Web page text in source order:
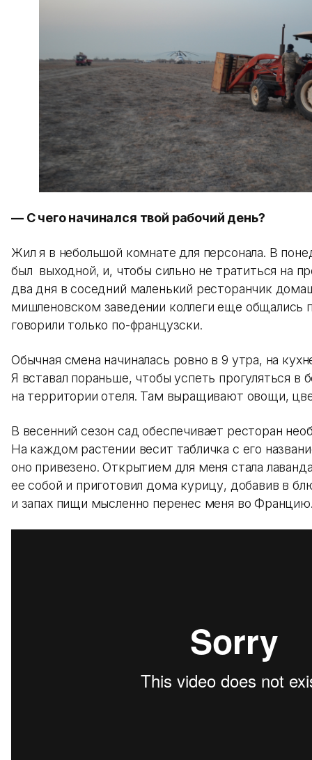
— С чего начинался твой рабочий день?
Жил я в небольшой комнате для персонала. В
был выходной, и, чтобы сильно не тратиться на
два дня в соседний маленький ресторанчик
мишленовском заведении коллеги еще общались
говорили только по-французски.
Обычная смена начиналась ровно в 9 утра, на
Я вставал пораньше, чтобы успеть прогуляться
на территории отеля. Там выращивают овощи,
В весенний сезон сад обеспечивает ресторан
На каждом растении весит табличка с его
оно привезено. Открытием для меня стала
ее собой и приготовил дома курицу, добавив в
и запах пищи мысленно перенес меня во